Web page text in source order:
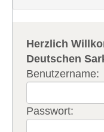
Herzlich
Deutschen
Benutzername:
Passwort: